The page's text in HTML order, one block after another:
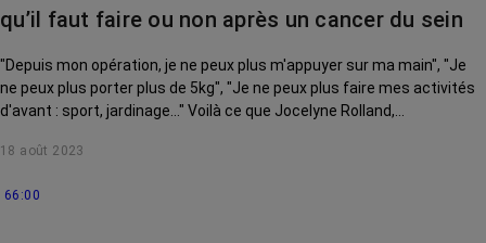
qu’il faut faire ou non après un cancer du sein
"Depuis mon opération, je ne peux plus m'appuyer sur ma main", "Je
ne peux plus porter plus de 5kg", "Je ne peux plus faire mes activités
d'avant : sport, jardinage..." Voilà ce que Jocelyne Rolland,
de ce webinaire, elle reviendra sur ces fausses croyances et
18 août 2023
66:00